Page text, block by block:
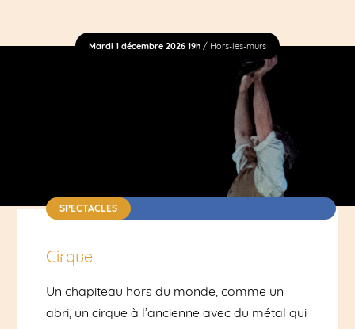
Mardi 1 décembre 2026 19h / Hors-les-murs
SPECTACLES
| Durée : 1h25 | 15€
Cirque
Un chapiteau hors du monde, comme un
abri, un cirque à l’ancienne avec du métal qui